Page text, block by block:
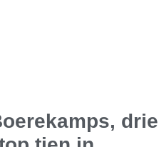
drie